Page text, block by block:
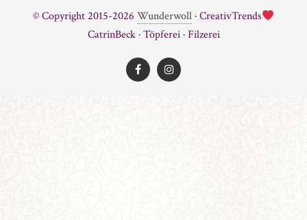
© Copyright 2015-2026 Wunderwoll· CreativTrends
CatrinBeck · Töpferei · Filzerei